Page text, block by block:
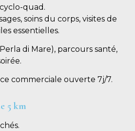
quad.
soins du corps, visites de
essentielles.
di Mare), parcours santé,
commerciale ouverte 7j/7.
5 km